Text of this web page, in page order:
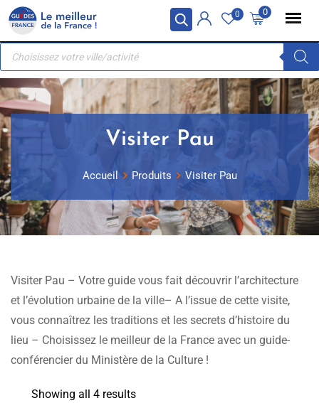
Panneau de gestion des cookies
Skip
content
0
0
Recherche
produits
Visiter Pau
Accueil Produits Visiter Pau
Visiter Pau – Votre guide vous fait découvrir l’architecture
et l’évolution urbaine de la ville– A l’issue de cette visite,
vous connaîtrez les traditions et les secrets d’histoire du
lieu – Choisissez le meilleur de la France avec un guide-
conférencier du Ministère de la Culture !
Showing all 4 results